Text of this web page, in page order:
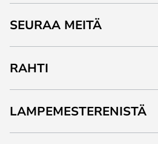
SEURAA MEITÄ
RAHTI
LAMPEMESTERENISTÄ